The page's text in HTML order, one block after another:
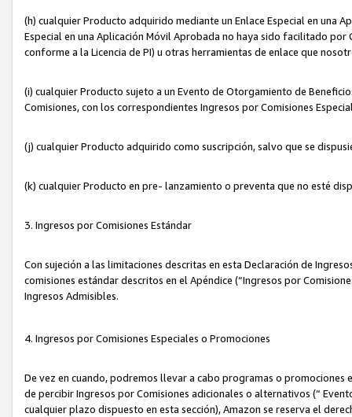
(h) cualquier Producto adquirido mediante un Enlace Especial en una
Especial en una Aplicación Móvil Aprobada no haya sido facilitado
conforme a la Licencia de PI) u otras herramientas de enlace que
(i) cualquier Producto sujeto a un Evento de Otorgamiento de
Comisiones, con los correspondientes Ingresos por Comisiones
(j) cualquier Producto adquirido como suscripción, salvo que se
(k) cualquier Producto en pre- lanzamiento o preventa que no esté
3. Ingresos por Comisiones Estándar
Con sujeción a las limitaciones descritas en esta Declaración de
comisiones estándar descritos en el Apéndice (“Ingresos por
Ingresos Admisibles.
4. Ingresos por Comisiones Especiales o Promociones
De vez en cuando, podremos llevar a cabo programas o
de percibir Ingresos por Comisiones adicionales o alternativos (“
cualquier plazo dispuesto en esta sección), Amazon se reserva el